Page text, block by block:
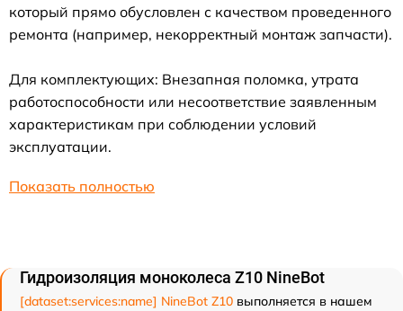
который прямо обусловлен с качеством проведенного
ремонта (например, некорректный монтаж запчасти).
Для комплектующих: Внезапная поломка, утрата
работоспособности или несоответствие заявленным
характеристикам при соблюдении условий
эксплуатации.
Показать полностью
Гидроизоляция моноколеса Z10 NineBot
[dataset:services:name] NineBot Z10 выполняется в нашем